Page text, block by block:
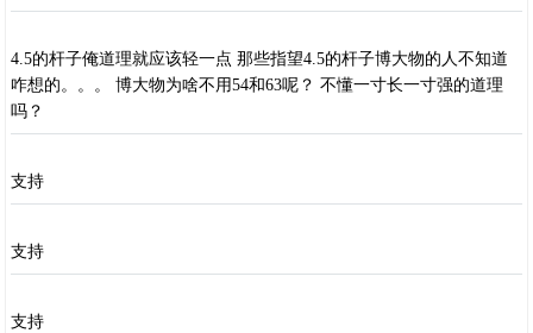
4.5的杆子俺道理就应该轻一点 那些指望4.5的杆子博大物的人不知道
咋想的。。。 博大物为啥不用54和63呢？ 不懂一寸长一寸强的道理
吗？
支持
支持
支持